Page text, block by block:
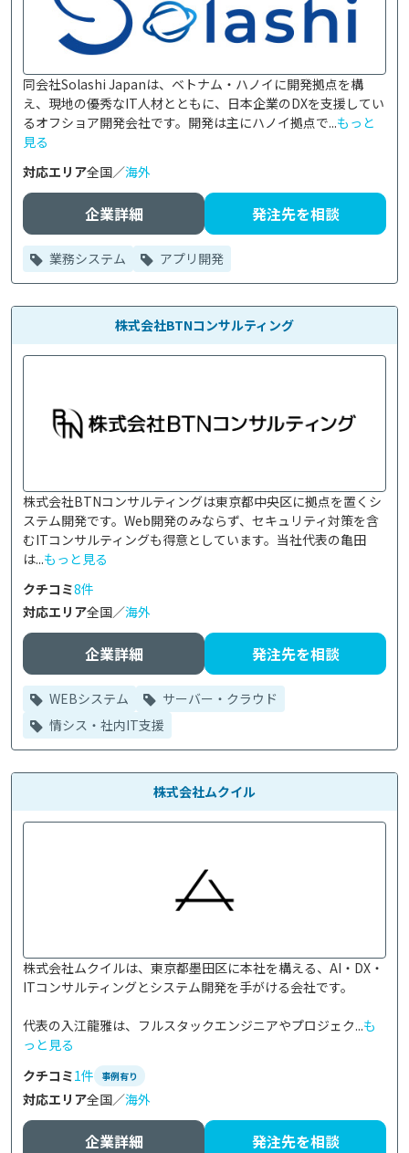
同会社Solashi Japanは、ベトナム・ハノイに開発拠点を構
え、現地の優秀なIT人材とともに、日本企業のDXを支援してい
るオフショア開発会社です。開発は主にハノイ拠点で...もっと
見る
対応エリア全国／海外
企業詳細 発注先を相談
業務システム アプリ開発
株式会社BTNコンサルティング
株式会社BTNコンサルティングは東京都中央区に拠点を置くシ
ステム開発です。Web開発のみならず、セキュリティ対策を含
むITコンサルティングも得意としています。当社代表の亀田
は...もっと見る
クチコミ8件
対応エリア全国／海外
企業詳細 発注先を相談
WEBシステム
サーバー・クラウド
情シス・社内IT支援
株式会社ムクイル
株式会社ムクイルは、東京都墨田区に本社を構える、AI・DX・
ITコンサルティングとシステム開発を手がける会社です。
代表の入江龍雅は、フルスタックエンジニアやプロジェク...も
っと見る
クチコミ1件 事例有り
対応エリア全国／海外
企業詳細 発注先を相談